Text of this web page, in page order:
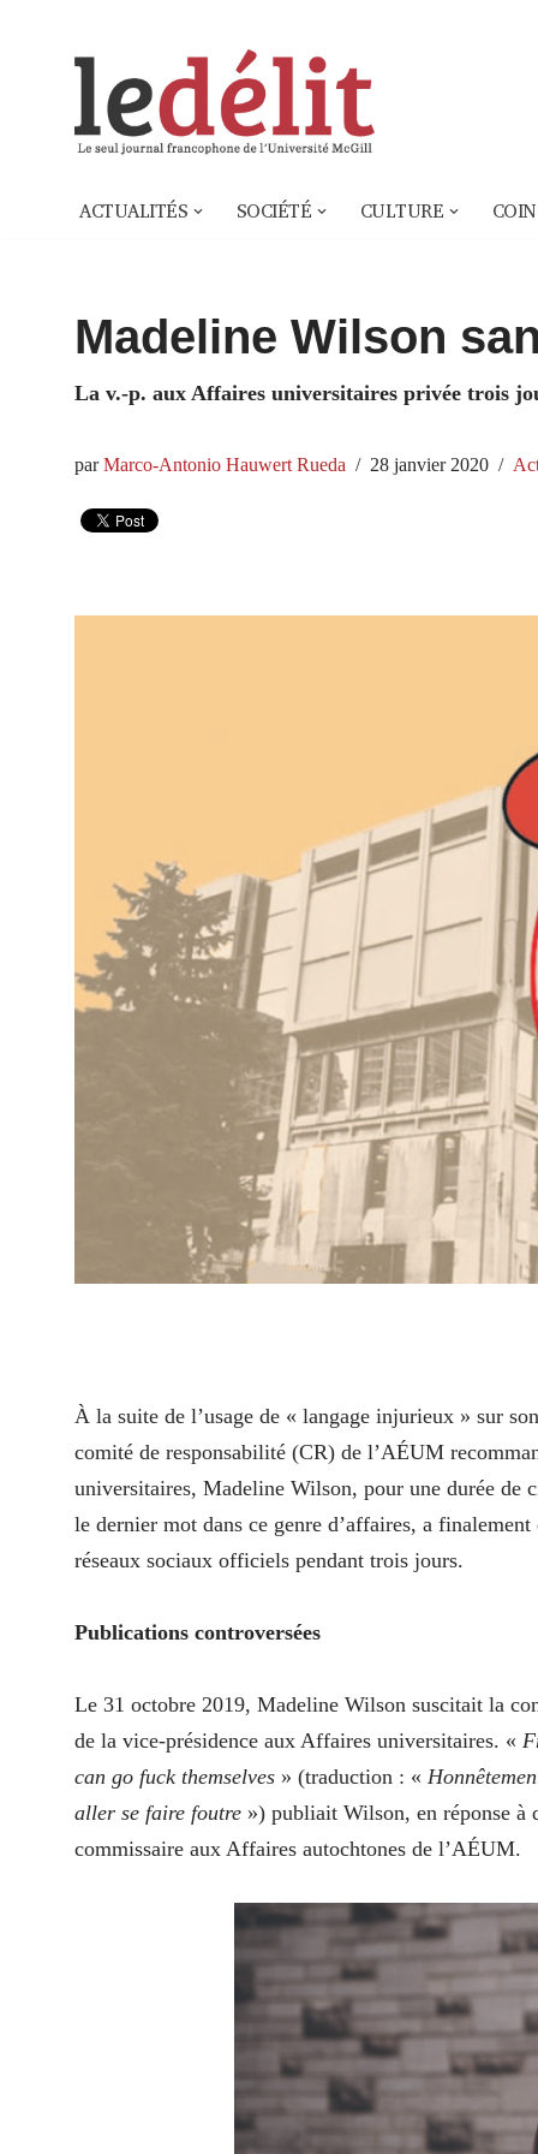
ACTUALITÉS SOCIÉTÉ CULTURE
Madeline Wilson
La v.-p. aux Affaires universitaires privée trois
parMarco-Antonio Hauwert Rueda 28 janvier 2020
À la suite de l’usage de « langage injurieux » sur
comité de responsabilité (CR) de l’AÉUM
universitaires, Madeline Wilson, pour une durée de
le dernier mot dans ce genre d’affaires, a
réseaux sociaux officiels pendant trois jours.
Publications controversées
Le 31 octobre 2019, Madeline Wilson suscitait la
de la vice-présidence aux Affaires universitaires. «
can go fuck themselves » (traduction : «
aller se faire foutre ») publiait Wilson, en réponse à
commissaire aux Affaires autochtones de l’AÉUM.